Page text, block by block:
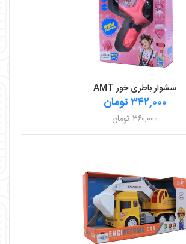
سشوار باطری خور AMT
۳۴۲,۰۰۰ تومان
۳۶۰,۰۰۰ تومان